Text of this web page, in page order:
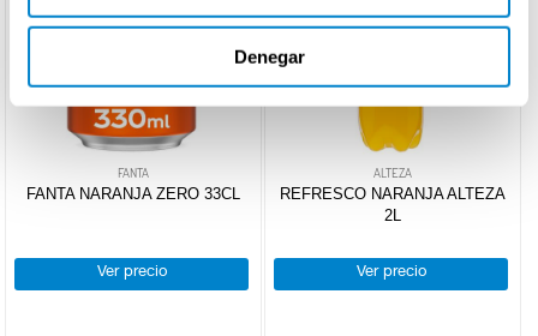
Denegar
FANTA
FANTA NARANJA ZERO 33CL
Ver precio
ALTEZA
REFRESCO NARANJA ALTEZA
2L
Ver precio